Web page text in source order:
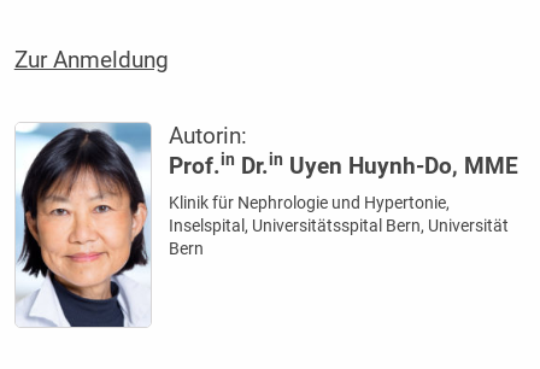
Zur Anmeldung
Autorin:
Prof.in Dr.in Uyen Huynh-Do, MME
Klinik für Nephrologie und Hypertonie,
Inselspital, Universitätsspital Bern, Universität
Bern